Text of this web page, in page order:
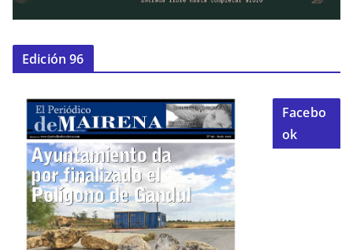
Edición 96
Facebo
ok